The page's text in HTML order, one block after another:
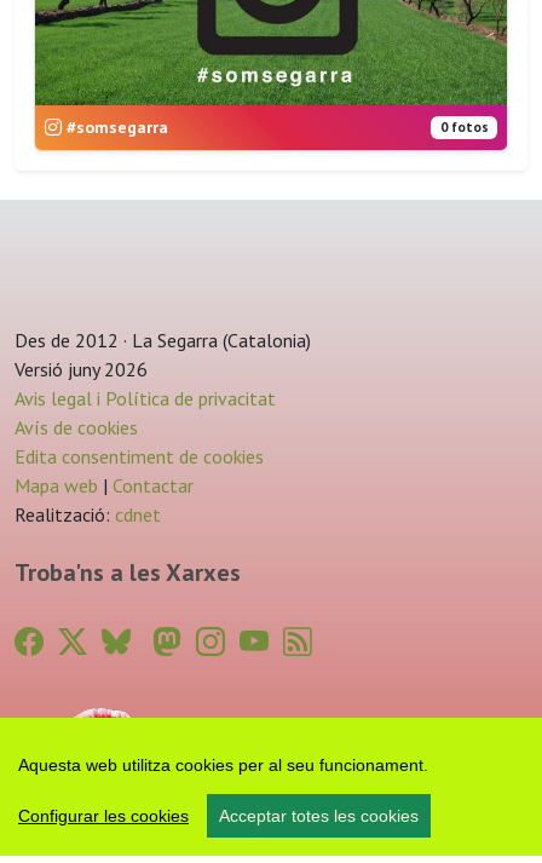
Aquesta web utilitza cookies per al seu funcionament.
Configurar les cookies Acceptar totes les cookies
#somsegarra 0 fotos
Des de 2012 · La Segarra (Catalonia)
Versió juny 2026
Avis legal i Política de privacitat
Avís de cookies
Edita consentiment de cookies
Mapa web | Contactar
Realització: cdnet
Troba'ns a les Xarxes